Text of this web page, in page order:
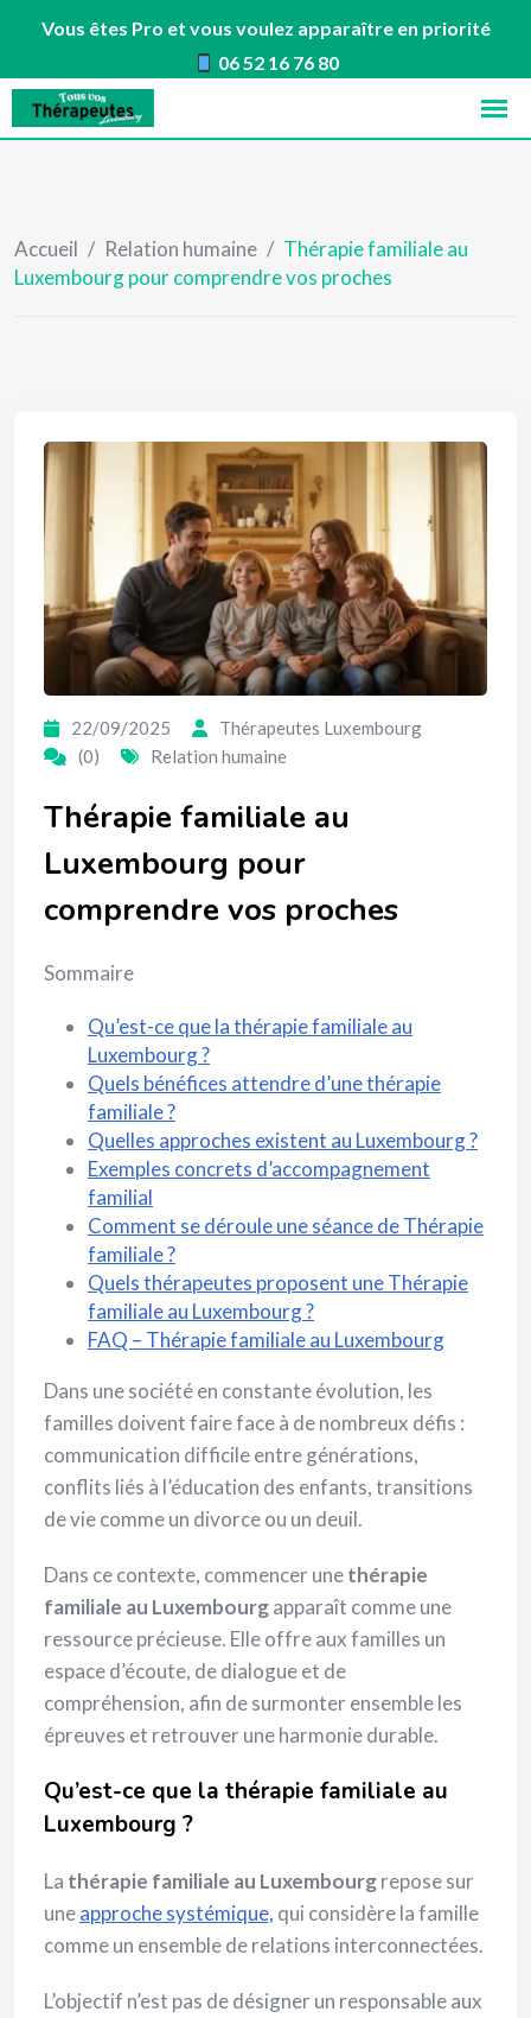
Vous êtes Pro et vous voulez apparaître en priorité
06 52 16 76 80
Skip
content
Accueil / Relation humaine / Thérapie familiale au
Luxembourg pour comprendre vos proches
22/09/2025
Thérapeutes Luxembourg
(0)
Relation humaine
Thérapie familiale au
Luxembourg pour
comprendre vos proches
Sommaire
Qu’est-ce que la thérapie familiale au
Luxembourg ?
Quels bénéfices attendre d’une thérapie
familiale ?
Quelles approches existent au Luxembourg ?
Exemples concrets d’accompagnement
familial
Comment se déroule une séance de Thérapie
familiale ?
Quels thérapeutes proposent une Thérapie
familiale au Luxembourg ?
FAQ – Thérapie familiale au Luxembourg
Dans une société en constante évolution, les
familles doivent faire face à de nombreux défis :
communication difficile entre générations,
conflits liés à l’éducation des enfants, transitions
de vie comme un divorce ou un deuil.
Dans ce contexte, commencer unethérapie
familiale au Luxembourgapparaît comme une
ressource précieuse. Elle offre aux familles un
espace d’écoute, de dialogue et de
compréhension, afin de surmonter ensemble les
épreuves et retrouver une harmonie durable.
Qu’est-ce que la thérapie familiale au
Luxembourg ?
La thérapie familiale au Luxembourgrepose sur
uneapproche systémique, qui considère la famille
comme un ensemble de relations interconnectées.
L’objectif n’est pas de désigner un responsable aux